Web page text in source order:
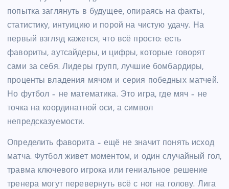
попытка заглянуть в будущее, опираясь на факты,
статистику, интуицию и порой на чистую удачу. На
первый взгляд кажется, что всё просто: есть
фавориты, аутсайдеры, и цифры, которые говорят
сами за себя. Лидеры групп, лучшие бомбардиры,
проценты владения мячом и серия победных матчей.
Но футбол – не математика. Это игра, где мяч – не
точка на координатной оси, а символ
непредсказуемости.
Определить фаворита – ещё не значит понять исход
матча. Футбол живет моментом, и один случайный гол,
травма ключевого игрока или гениальное решение
тренера могут перевернуть всё с ног на голову. Лига